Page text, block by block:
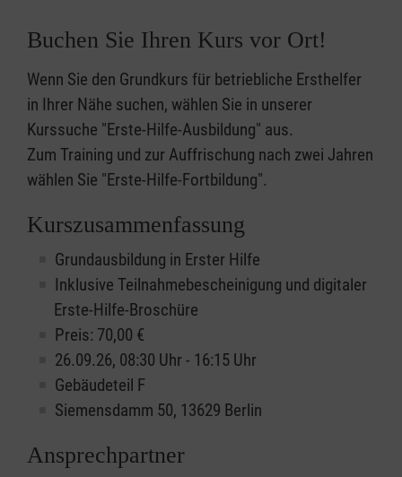
Buchen Sie Ihren Kurs vor Ort!
Wenn Sie den Grundkurs für betriebliche Ersthelfer
in Ihrer Nähe suchen, wählen Sie in unserer
Kurssuche "Erste-Hilfe-Ausbildung" aus.
Zum Training und zur Auffrischung nach zwei Jahren
wählen Sie "Erste-Hilfe-Fortbildung".
Kurszusammenfassung
Grundausbildung in Erster Hilfe
Inklusive Teilnahmebescheinigung und digitaler
Erste-Hilfe-Broschüre
Preis: 70,00 €
26.09.26, 08:30 Uhr - 16:15 Uhr
Gebäudeteil F
Siemensdamm 50, 13629 Berlin
Ansprechpartner